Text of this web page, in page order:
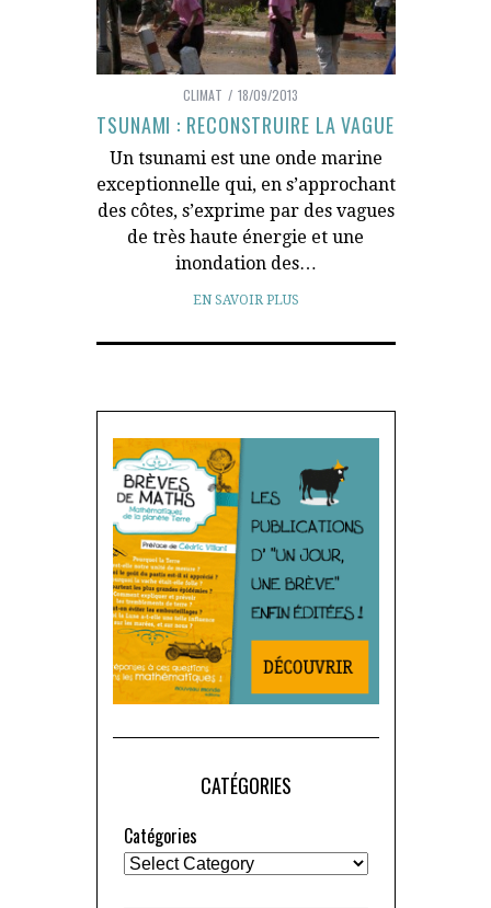
CLIMAT 18/09/2013
TSUNAMI : RECONSTRUIRE LA VAGUE
Un tsunami est une onde marine
exceptionnelle qui, en s’approchant
des côtes, s’exprime par des vagues
de très haute énergie et une
inondation des…
EN SAVOIR PLUS
CATÉGORIES
Catégories